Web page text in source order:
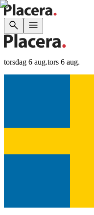
torsdag 6 aug.tors 6 aug.